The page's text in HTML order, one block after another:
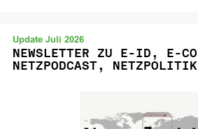
Update Juli 2026
NEWSLETTER ZU E-ID, E-
NETZPODCAST,